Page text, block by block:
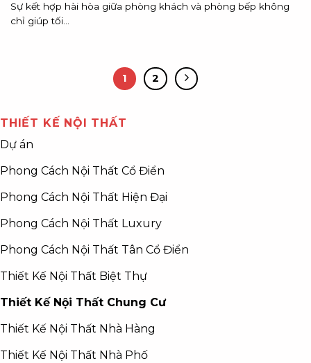
Sự kết hợp hài hòa giữa phòng khách và phòng bếp không
chỉ giúp tối...
1 2
THIẾT KẾ NỘI THẤT
Dự án
Phong Cách Nội Thất Cổ Điển
Phong Cách Nội Thất Hiện Đại
Phong Cách Nội Thất Luxury
Phong Cách Nội Thất Tân Cổ Điển
Thiết Kế Nội Thất Biệt Thự
Thiết Kế Nội Thất Chung Cư
Thiết Kế Nội Thất Nhà Hàng
Thiết Kế Nội Thất Nhà Phố